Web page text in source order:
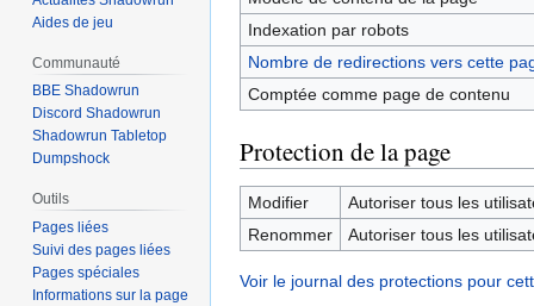
Indexation par robots
Nombre de redirections vers cette
Comptée comme page de contenu
Protection de la page
Modifier
Autoriser tous les
Renommer
Autoriser tous les
Voir le journal des protections pour
Aides de jeu
Communauté
BBE Shadowrun
Discord Shadowrun
Shadowrun Tabletop
Dumpshock
Outils
Pages liées
Suivi des pages liées
Pages spéciales
Informations sur la page